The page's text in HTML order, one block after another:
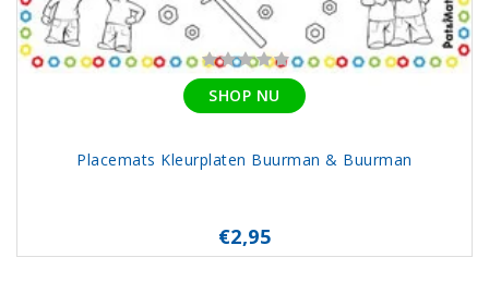
SHOP NU
Placemats Kleurplaten Buurman & Buurman
€2,95